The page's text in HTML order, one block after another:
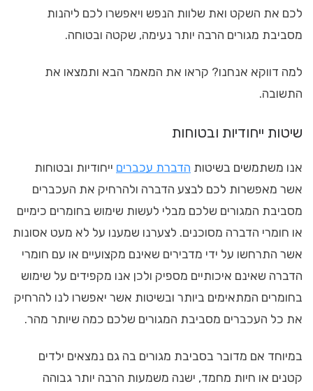
לכם את השקט ואת שלוות הנפש ויאפשרו לכם ליהנות
מסביבת מגורים הרבה יותר נעימה, שקטה ובטוחה.
למה דווקא אנחנו? קראו את המאמר הבא ותמצאו את
התשובה.
שיטות ייחודיות ובטוחות
אנו משתמשים בשיטות הדברת עכברים ייחודיות ובטוחות
אשר מאפשרות לכם לבצע הדברה ולהרחיק את העכברים
מסביבת המגורים שלכם מבלי לעשות שימוש בחומרים כימיים
או חומרי הדברה מסוכנים. לצערנו שמענו על לא מעט אסונות
אשר התרחשו על ידי מדבירים שאינם מקצועיים או עם חומרי
הדברה שאינם איכותיים מספיק ולכן אנו מקפידים על שימוש
בחומרים המתאימים ביותר ובשיטות אשר יאפשרו לנו להרחיק
את כל העכברים מסביבת המגורים שלכם כמה שיותר מהר.
במיוחד אם מדובר בסביבת מגורים בה גם נמצאים ילדים
קטנים או חיות מחמד, ישנה משמעות הרבה יותר גבוהה